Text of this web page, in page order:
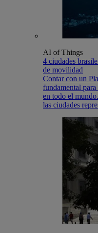
AI of Things
4 ciudades
de movilidad
Contar con un
fundamental
en todo el
las ciudades